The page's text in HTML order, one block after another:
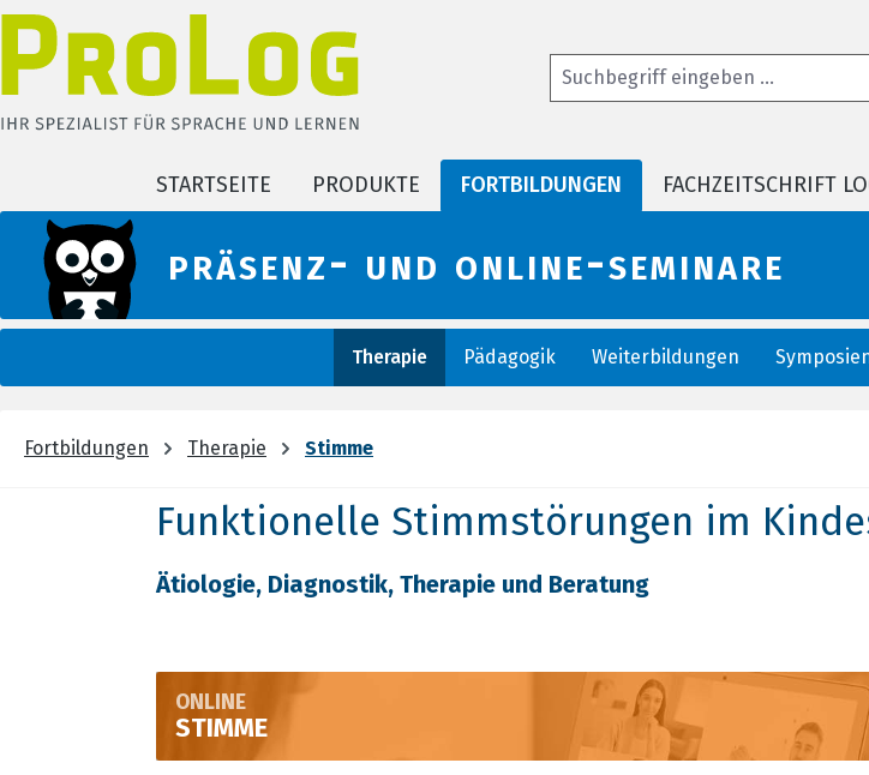
Hauptinhalt springen
Zur Suche springen
Zur Hauptnavigation springen
STARTSEITE PRODUKTE FORTBILDUNGEN FACHZEITSCHRIFT
präsenz- und online-seminare
Therapie Pädagogik Weiterbildungen
Fortbildungen Therapie Stimme
Funktionelle Stimmstörungen im
Ätiologie, Diagnostik, Therapie und Beratung
ONLINE
STIMME